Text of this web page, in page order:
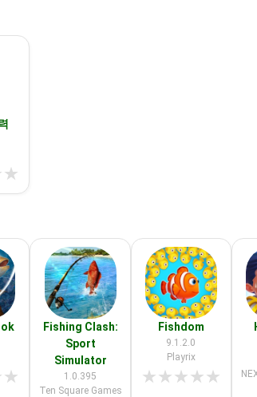
★
★
Fishing Clash:
Sport
Simulator
1.0.395
Ten Square Games
Fishdom
9.1.2.0
Playrix
★★★★★